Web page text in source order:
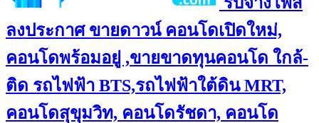
ลงประกาศ ขายดาวน์ คอนโดเปิดใหม่,
คอนโดพร้อมอยู่ ,ขายขาดทุนคอนโด ใกล้-
ติด รถไฟฟ้า BTS,รถไฟฟ้าใต้ดิน MRT,
คอนโดสุขุมวิท, คอนโดรัชดา, คอนโด